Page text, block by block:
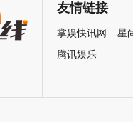
友情链接
掌娱快讯网
星
腾讯娱乐